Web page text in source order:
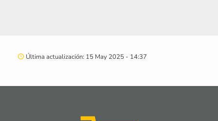
Última actualización: 15 May 2025 - 14:37